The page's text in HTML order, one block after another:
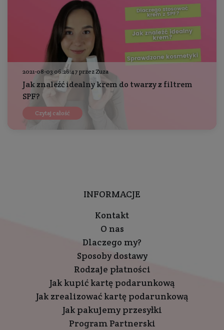
2021-08-03 06:26:47 przez Zuza
Jak znaleźć idealny krem do twarzy z filtrem
SPF?
Czytaj całość
INFORMACJE
Kontakt
O nas
Dlaczego my?
Sposoby dostawy
Rodzaje płatności
Jak kupić kartę podarunkową
Jak zrealizować kartę podarunkową
Jak pakujemy przesyłki
Program Partnerski